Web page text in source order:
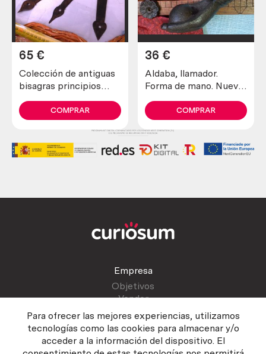
Para ofrecer las mejores experiencias, utilizamos
tecnologías como las cookies para almacenar y/o
acceder a la información del dispositivo. El
Colección de antiguas
bisagras principios
forja. 3 piezas. Estilo
medieval.
65 €
COMPRAR
Aldaba, llamador.
Forma de mano. Nueva
36 €
COMPRAR
Empresa
Objetivos
Vender
Atención al cliente